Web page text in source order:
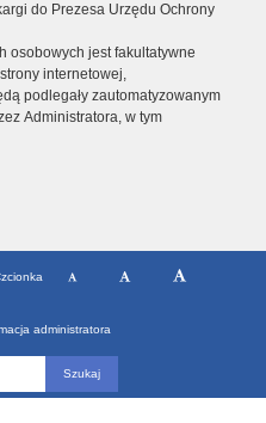
do Prezesa Urzędu Ochrony
osobowych jest fakultatywne
internetowej,
podlegały zautomatyzowanym
Administratora, w tym
administratora